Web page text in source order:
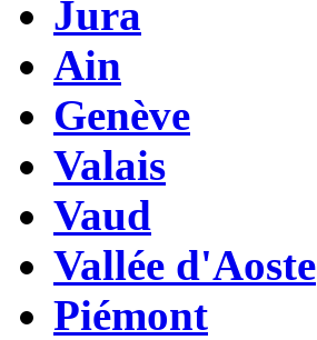
Jura
Ain
Genève
Valais
Vaud
Vallée d'Aoste
Piémont